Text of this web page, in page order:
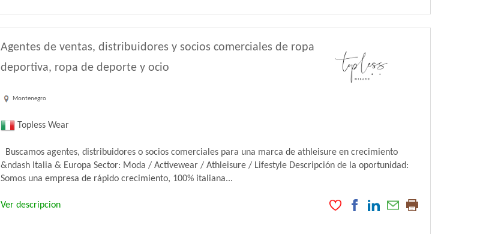
Agentes de ventas, distribuidores y socios comerciales de ropa
deportiva, ropa de deporte y ocio
Montenegro
Topless Wear
Buscamos agentes, distribuidores o socios comerciales para una marca de athleisure en crecimiento
&ndash Italia & Europa Sector: Moda / Activewear / Athleisure / Lifestyle Descripción de la oportunidad:
Somos una empresa de rápido crecimiento, 100% italiana...
Ver descripcion